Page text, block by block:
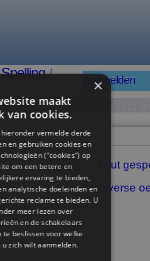
Spelling/
Aanmelden
Fout
Diverse
×
maakt
van cookies.
hieronder vermelde derde
en gebruiken cookies en
(“cookies”) op
om een ​​betere en
ervaring te bieden,
analytische doeleinden en
reclame te bieden. U
meer lezen over
en de schakelaars
te beslissen voor welke
zich wilt aanmelden.